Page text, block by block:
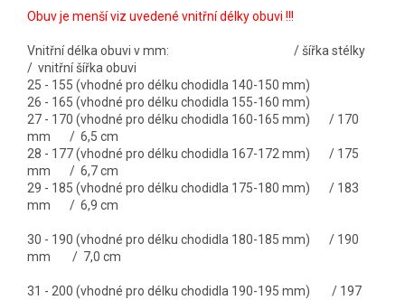
Obuv je menší viz uvedené vnitřní délky obuvi !!!
Vnitřní délka obuvi v mm: / šířka stélky
/ vnitřní šířka obuvi
25 - 155 (vhodné pro délku chodidla 140-150 mm)
26 - 165 (vhodné pro délku chodidla 155-160 mm)
27 - 170 (vhodné pro délku chodidla 160-165 mm) / 170
mm / 6,5 cm
28 - 177 (vhodné pro délku chodidla 167-172 mm) / 175
mm / 6,7 cm
29 - 185 (vhodné pro délku chodidla 175-180 mm) / 183
mm / 6,9 cm
30 - 190 (vhodné pro délku chodidla 180-185 mm) / 190
mm / 7,0 cm
31 - 200 (vhodné pro délku chodidla 190-195 mm) / 197